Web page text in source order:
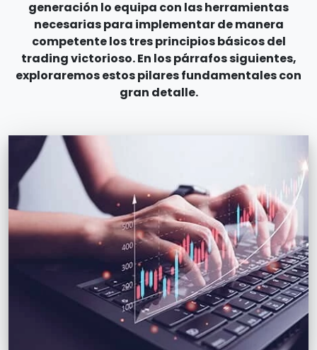
generación lo equipa con las herramientas
necesarias para implementar de manera
competente los tres principios básicos del
trading victorioso. En los párrafos siguientes,
exploraremos estos pilares fundamentales con
gran detalle.